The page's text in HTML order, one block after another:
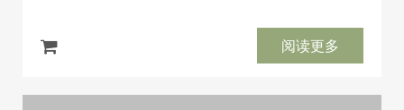
阅读更多